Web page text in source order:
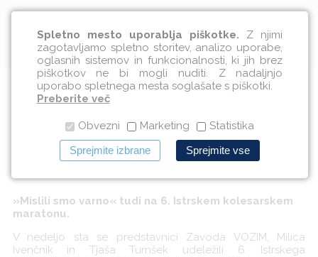
Slovenščina
Še zadnje aktivnosti v okviru
#MISLIMVARNO
08.10.2018
»Mislili smo varno« tudi na 6. Istrskem kolesarskem
maratonu.
V nedeljo sta se predstavnici Zavoda VOZIM, Milica
Ivenčnik in Tjaša Turnšek udeležili 6. Istrskega
Spletno mesto uporablja piškotke. Z njimi
zagotavljamo spletno storitev, analizo uporabe,
oglasnih sistemov in funkcionalnosti, ki jih brez
piškotkov ne bi mogli nuditi. Z nadaljnjo
uporabo spletnega mesta soglašate s piškotki.
Preberite več
Obvezni Marketing Statistika
Sprejmite izbrane Sprejmite vse